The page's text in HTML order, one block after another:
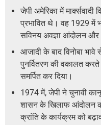
जेपी अमेरिका में मार्क्सवादी
प्रभावित थे। वह 1929 में
सविनय अवज्ञा आंदोलन और
आजादी के बाद विनोबा भावे
पुनर्वितरण की वकालत
समर्पित कर दिया।
1974 में, जेपी ने चुनावी
शासन के खिलाफ आंदोलन का
क्रांति के कार्यक्रम को